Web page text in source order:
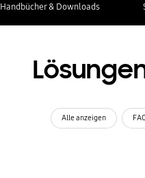
Handbücher & Downloads
Alle anzeigen